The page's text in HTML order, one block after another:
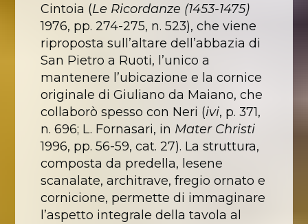
Cintoia (Le Ricordanze (1453-1475)
1976, pp. 274-275, n. 523), che viene
riproposta sull’altare dell’abbazia di
San Pietro a Ruoti, l’unico a
mantenere l’ubicazione e la cornice
originale di Giuliano da Maiano, che
collaborò spesso con Neri (ivi, p. 371,
n. 696; L. Fornasari, in Mater Christi
1996, pp. 56-59, cat. 27). La struttura,
composta da predella, lesene
scanalate, architrave, fregio ornato e
cornicione, permette di immaginare
l’aspetto integrale della tavola al